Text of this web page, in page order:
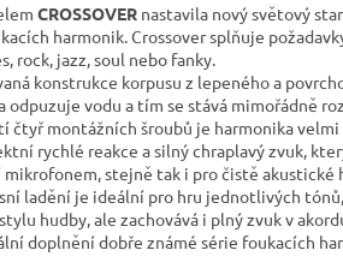
CROSSOVER nastavila nový světový
harmonik. Crossover splňuje
rock, jazz, soul nebo fanky.
konstrukce korpusu z lepeného a
odpuzuje vodu a tím se stává mimořádně
čtyř montážních šroubů je harmonika velmi
rychlé reakce a silný chraplavý zvuk,
stejně tak i pro čistě akustické
ladění je ideální pro hru jednotlivých
hudby, ale zachovává i plný zvuk v
doplnění dobře známé série foukacích